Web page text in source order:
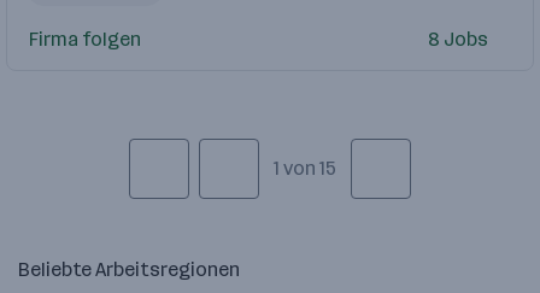
Firma folgen 8 Jobs
1 von 15
Beliebte Arbeitsregionen